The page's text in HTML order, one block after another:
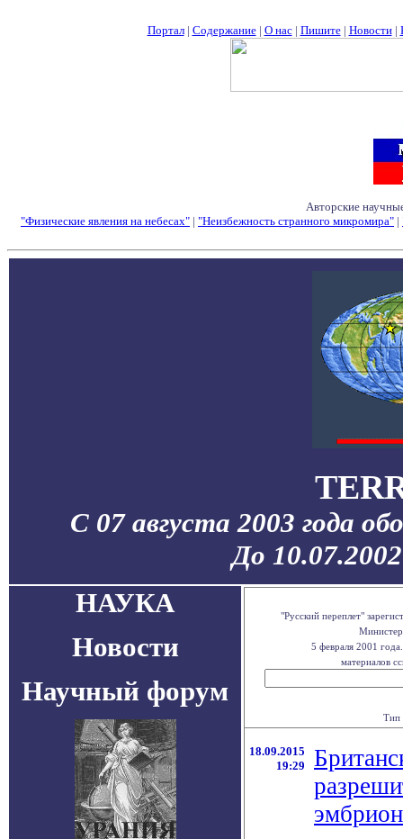
Портал| Содержание| О нас| Пишите| Новости|
Авторские
"Физические явления на небесах" | "Неизбежность странного микромира" |
С 07 августа 2003 года
До
НАУКА
Новости
Научный форум
"Русский переплет"
5 февраля 2001
материалов
Тип
18.09.2015
19:29